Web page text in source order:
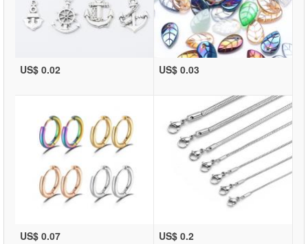
US$ 0.02 US$ 0.03
US$ 0.07 US$ 0.2